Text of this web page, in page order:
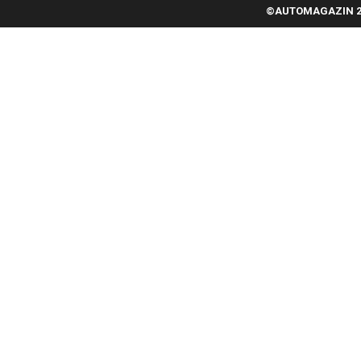
©AUTOMAGAZIN